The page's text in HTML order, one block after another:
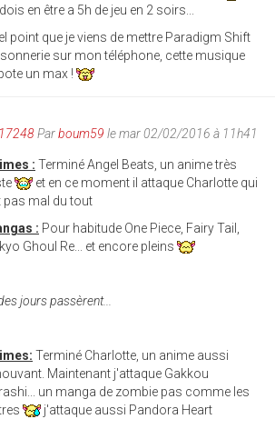
en être a 5h de jeu en 2 soirs...
point que je viens de mettre Paradigm Shift
sur mon téléphone, cette musique
un max !
Parboum59 le mar 02/02/2016 à 11h41
: Terminé Angel Beats, un anime très
et en ce moment il attaque Charlotte qui
pas mal du tout
: Pour habitude One Piece, Fairy Tail,
Ghoul Re... et encore pleins
jours passèrent...
Terminé Charlotte, un anime aussi
Maintenant j'attaque Gakkou
un manga de zombie pas comme les
j'attaque aussi Pandora Heart